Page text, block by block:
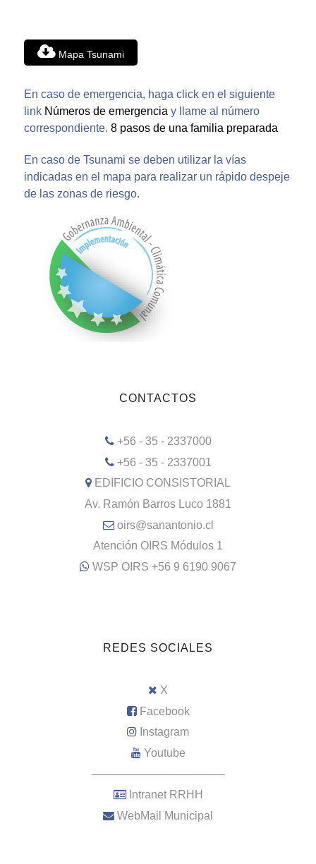
Mapa Tsunami
En caso de emergencia, haga click en el siguiente
link Números de emergencia y llame al número
correspondiente. 8 pasos de una familia preparada
En caso de Tsunami se deben utilizar la vías
indicadas en el mapa para realizar un rápido despeje
de las zonas de riesgo.
CONTACTOS
+56 - 35 - 2337000
+56 - 35 - 2337001
EDIFICIO CONSISTORIAL
Av. Ramón Barros Luco 1881
oirs@sanantonio.cl
Atención OIRS Módulos 1
WSP OIRS +56 9 6190 9067
REDES SOCIALES
X
Facebook
Instagram
Youtube
–––––––––––––––––––––
Intranet RRHH
WebMail Municipal